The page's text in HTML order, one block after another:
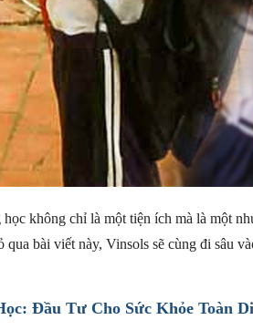
không chỉ là một tiện ích mà là một
bài viết này, Vinsols sẽ cùng đi sâu
Đầu Tư Cho Sức Khỏe Toàn